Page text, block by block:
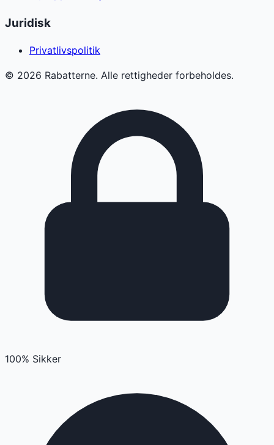
Juridisk
Privatlivspolitik
© 2026 Rabatterne. Alle rettigheder forbeholdes.
100% Sikker